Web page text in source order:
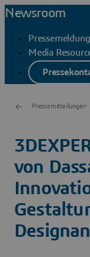
Newsroom
Media
Pressemitteilungen
von